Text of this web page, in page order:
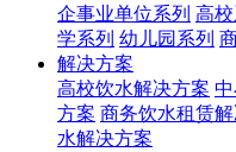
企事业单位系列 高校
学系列 幼儿园系列
解决方案
高校饮水解决方案
方案 商务饮水租赁
水解决方案